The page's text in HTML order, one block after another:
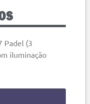
Padel (3
iluminação